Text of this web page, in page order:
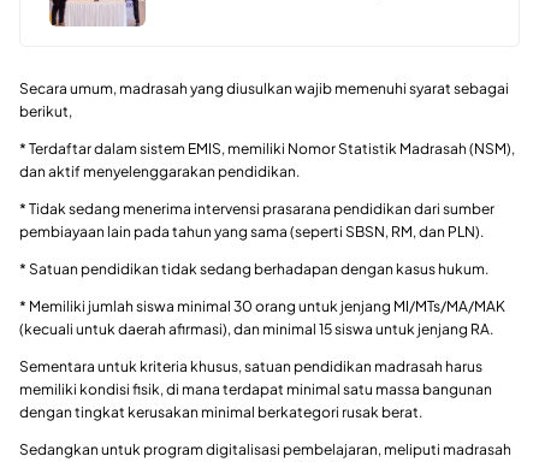
Secara umum, madrasah yang diusulkan wajib memenuhi syarat sebagai
berikut,
* Terdaftar dalam sistem EMIS, memiliki Nomor Statistik Madrasah (NSM),
dan aktif menyelenggarakan pendidikan.
* Tidak sedang menerima intervensi prasarana pendidikan dari sumber
pembiayaan lain pada tahun yang sama (seperti SBSN, RM, dan PLN).
* Satuan pendidikan tidak sedang berhadapan dengan kasus hukum.
* Memiliki jumlah siswa minimal 30 orang untuk jenjang MI/MTs/MA/MAK
(kecuali untuk daerah afirmasi), dan minimal 15 siswa untuk jenjang RA.
Sementara untuk kriteria khusus, satuan pendidikan madrasah harus
memiliki kondisi fisik, di mana terdapat minimal satu massa bangunan
dengan tingkat kerusakan minimal berkategori rusak berat.
Sedangkan untuk program digitalisasi pembelajaran, meliputi madrasah